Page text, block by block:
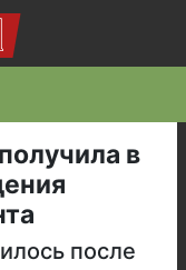
в
после